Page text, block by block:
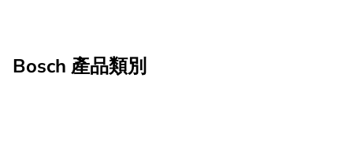
Bosch 產品類別